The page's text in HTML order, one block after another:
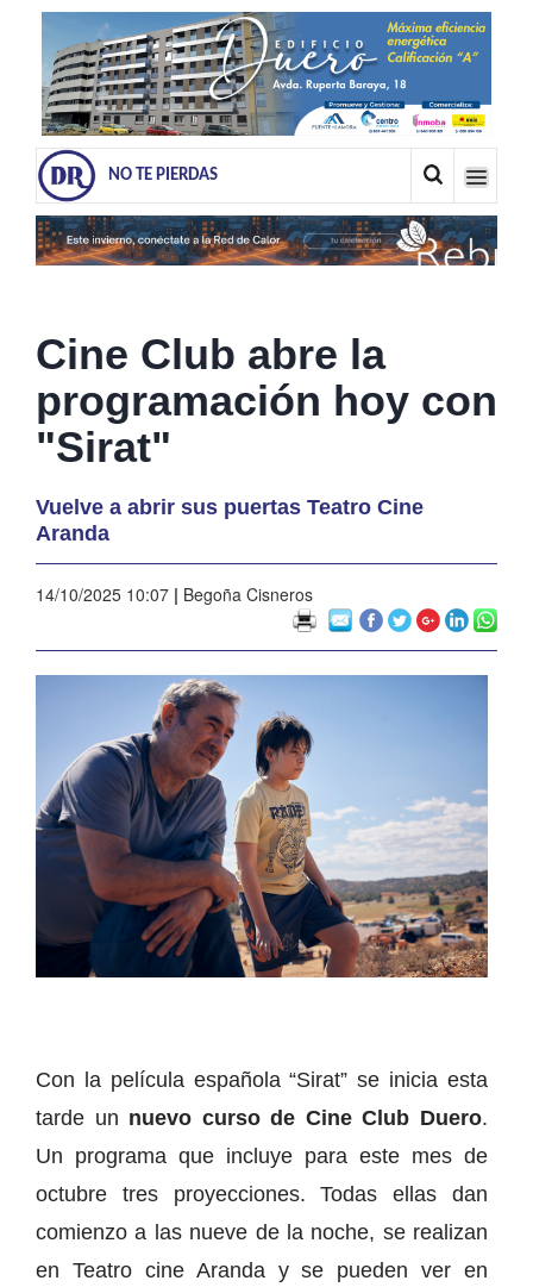
NO TE PIERDAS
Cine Club abre la
programación hoy con
"Sirat"
Vuelve a abrir sus puertas Teatro Cine
Aranda
14/10/2025 10:07 | Begoña Cisneros
Con la película española “Sirat” se inicia esta
tarde un nuevo curso de Cine Club Duero.
Un programa que incluye para este mes de
octubre tres proyecciones. Todas ellas dan
comienzo a las nueve de la noche, se realizan
en Teatro cine Aranda y se pueden ver en